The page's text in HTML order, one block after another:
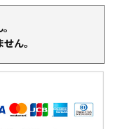
ん。